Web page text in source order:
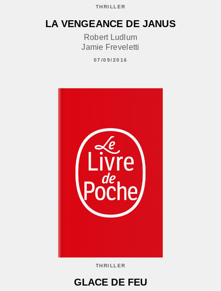
THRILLER
LA VENGEANCE DE JANUS
Robert Ludlum
Jamie Freveletti
07/09/2016
THRILLER
GLACE DE FEU